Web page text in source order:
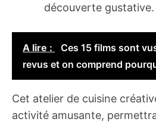
découverte gustative.
A lire :
Ces 15 films sont
revus et on comprend
Cet atelier de cuisine
activité amusante,